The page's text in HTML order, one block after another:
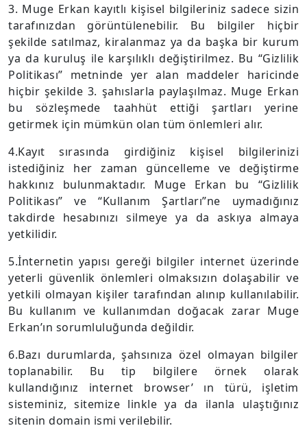
3. Muge Erkan kayıtlı kişisel bilgileriniz sadece sizin
tarafınızdan görüntülenebilir. Bu bilgiler hiçbir
şekilde satılmaz, kiralanmaz ya da başka bir kurum
ya da kuruluş ile karşılıklı değiştirilmez. Bu “Gizlilik
Politikası” metninde yer alan maddeler haricinde
hiçbir şekilde 3. şahıslarla paylaşılmaz. Muge Erkan
bu sözleşmede taahhüt ettiği şartları yerine
getirmek için mümkün olan tüm önlemleri alır.
4.Kayıt sırasında girdiğiniz kişisel bilgilerinizi
istediğiniz her zaman güncelleme ve değiştirme
hakkınız bulunmaktadır. Muge Erkan bu “Gizlilik
Politikası” ve “Kullanım Şartları”ne uymadığınız
takdirde hesabınızı silmeye ya da askıya almaya
yetkilidir.
5.İnternetin yapısı gereği bilgiler internet üzerinde
yeterli güvenlik önlemleri olmaksızın dolaşabilir ve
yetkili olmayan kişiler tarafından alınıp kullanılabilir.
Bu kullanım ve kullanımdan doğacak zarar Muge
Erkan’ın sorumluluğunda değildir.
6.Bazı durumlarda, şahsınıza özel olmayan bilgiler
toplanabilir. Bu tip bilgilere örnek olarak
kullandığınız internet browser’ ın türü, işletim
sisteminiz, sitemize linkle ya da ilanla ulaştığınız
sitenin domain ismi verilebilir.